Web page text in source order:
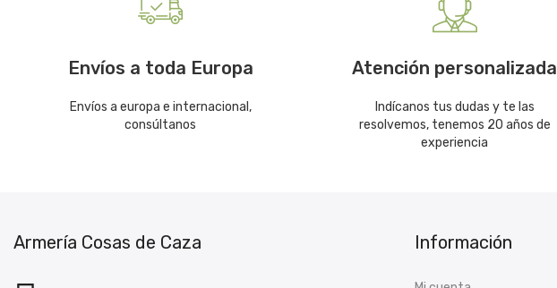
Envíos a toda Europa
Envíos a europa e internacional,
consúltanos
Atención personalizada
Indícanos tus dudas y te las
resolvemos, tenemos 20 años de
experiencia
Armería Cosas de Caza Información